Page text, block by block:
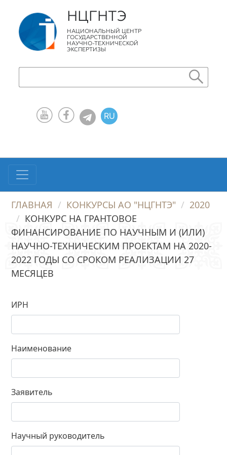
НЦГНТЭ
НАЦИОНАЛЬНЫЙ ЦЕНТР
ГОСУДАРСТВЕННОЙ
НАУЧНО-ТЕХНИЧЕСКОЙ
ЭКСПЕРТИЗЫ
RU
ГЛАВНАЯ КОНКУРСЫ АО "НЦГНТЭ"
2020
КОНКУРС НА ГРАНТОВОЕ
ФИНАНСИРОВАНИЕ ПО НАУЧНЫМ И (ИЛИ)
НАУЧНО-ТЕХНИЧЕСКИМ ПРОЕКТАМ НА 2020-
2022 ГОДЫ СО СРОКОМ РЕАЛИЗАЦИИ 27
МЕСЯЦЕВ
ИРН
Наименование
Заявитель
Научный руководитель